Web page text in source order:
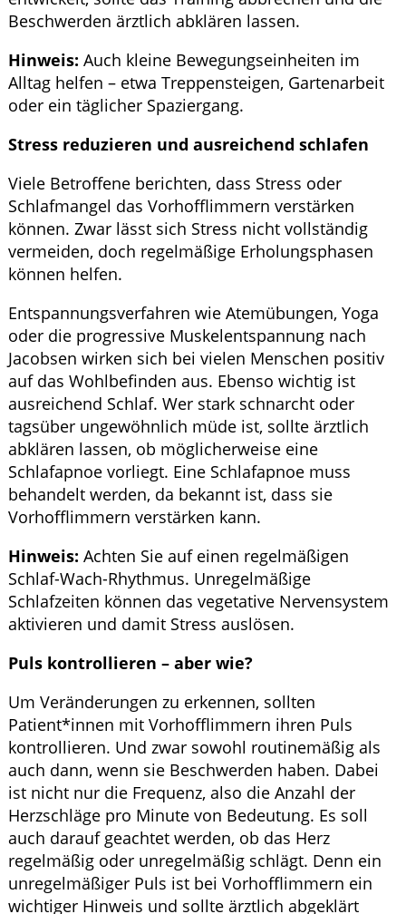
Beschwerden ärztlich abklären lassen.
Hinweis: Auch kleine Bewegungseinheiten im
Alltag helfen – etwa Treppensteigen, Gartenarbeit
oder ein täglicher Spaziergang.
Stress reduzieren und ausreichend schlafen
Viele Betroffene berichten, dass Stress oder
Schlafmangel das Vorhofflimmern verstärken
können. Zwar lässt sich Stress nicht vollständig
vermeiden, doch regelmäßige Erholungsphasen
können helfen.
Entspannungsverfahren wie Atemübungen, Yoga
oder die progressive Muskelentspannung nach
Jacobsen wirken sich bei vielen Menschen positiv
auf das Wohlbefinden aus. Ebenso wichtig ist
ausreichend Schlaf. Wer stark schnarcht oder
tagsüber ungewöhnlich müde ist, sollte ärztlich
abklären lassen, ob möglicherweise eine
Schlafapnoe vorliegt. Eine Schlafapnoe muss
behandelt werden, da bekannt ist, dass sie
Vorhofflimmern verstärken kann.
Hinweis: Achten Sie auf einen regelmäßigen
Schlaf-Wach-Rhythmus. Unregelmäßige
Schlafzeiten können das vegetative Nervensystem
aktivieren und damit Stress auslösen.
Puls kontrollieren – aber wie?
Um Veränderungen zu erkennen, sollten
Patient*innen mit Vorhofflimmern ihren Puls
kontrollieren. Und zwar sowohl routinemäßig als
auch dann, wenn sie Beschwerden haben. Dabei
ist nicht nur die Frequenz, also die Anzahl der
Herzschläge pro Minute von Bedeutung. Es soll
auch darauf geachtet werden, ob das Herz
regelmäßig oder unregelmäßig schlägt. Denn ein
unregelmäßiger Puls ist bei Vorhofflimmern ein
wichtiger Hinweis und sollte ärztlich abgeklärt